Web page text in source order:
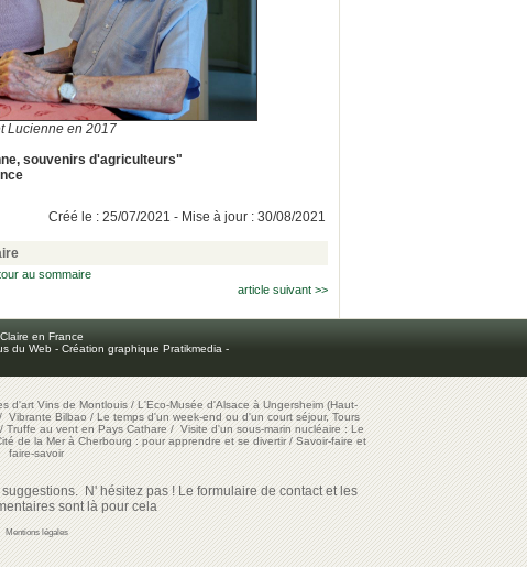
Lucienne en 2017
souvenirs d'agriculteurs"
Créé le : 25/07/2021 - Mise à jour : 30/08/2021
au sommaire
article suivant >>
en France
du Web - Création graphique Pratikmedia -
d'art Vins de Montlouis/L'Eco-Musée d'Alsace à Ungersheim (Haut-
Vibrante Bilbao/Le temps d'un week-end ou d'un court séjour, Tours
Truffe au vent en Pays Cathare/Visite d'un sous-marin nucléaire : Le
de la Mer à Cherbourg : pour apprendre et se divertir/Savoir-faire et
faire-savoir
N' hésitez pas ! Le formulaire de contact et les
sont là pour cela
Mentions légales